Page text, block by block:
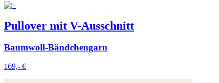
Pullover mit V-Ausschnitt
Baumwoll-Bändchengarn
169,- €